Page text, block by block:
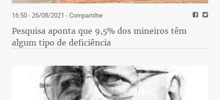
16:50 - 26/08/2021 - Compartilhe
Pesquisa aponta que 9,5% dos mineiros têm
algum tipo de deficiência